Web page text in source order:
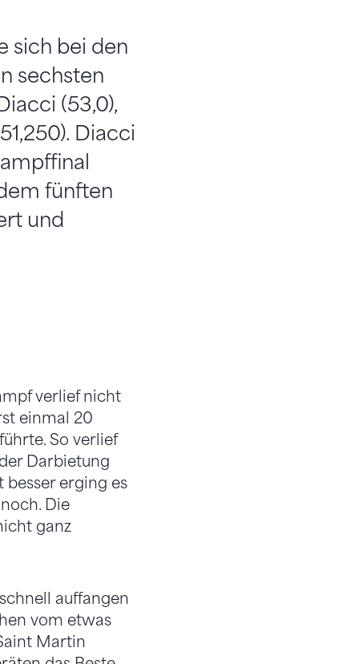
sich bei den
sechsten
(53,0),
Diacci
fünften
und
verlief nicht
einmal 20
So verlief
Darbietung
besser erging es
Die
ganz
auffangen
vom etwas
Martin